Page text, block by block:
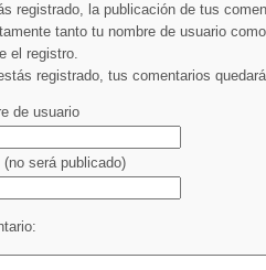
registrado, la publicación de tus
tanto tu nombre de usuario
el registro.
registrado, tus comentarios
de usuario
(no será publicado)